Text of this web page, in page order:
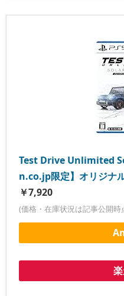
Test Drive Unlimited
n.co.jp限定】オリジナ
￥7,920
(価格・在庫状況は記事公開時